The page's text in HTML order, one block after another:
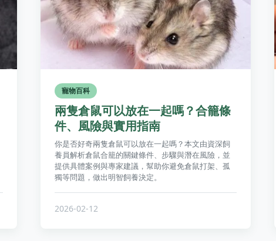
寵物百科
兩隻倉鼠可以放在一起嗎？合籠條
件、風險與實用指南
你是否好奇兩隻倉鼠可以放在一起嗎？本文由資深飼
養員解析倉鼠合籠的關鍵條件、步驟與潛在風險，並
提供具體案例與專家建議，幫助你避免倉鼠打架、孤
獨等問題，做出明智飼養決定。
2026-02-12